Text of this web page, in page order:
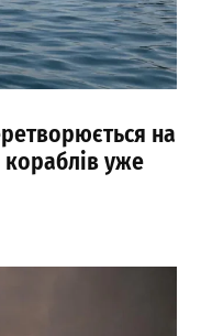
на
уже